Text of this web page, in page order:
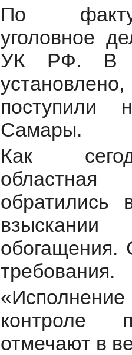
По
уголовное
УК РФ. В
поступили
Самары.
Как
взыскании
обогащения.
требования.
контроле
отмечают в